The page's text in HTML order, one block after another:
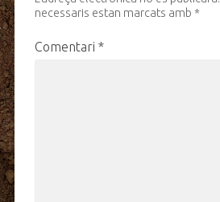
necessaris estan marcats amb *
Comentari *